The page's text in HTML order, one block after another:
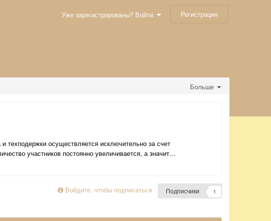
Уже зарегистрированы? Войти Регистрация
Больше
осуществляется исключительно за счет
участников постоянно увеличивается, а значит...
Войдите, чтобы подписаться Подписчики 1